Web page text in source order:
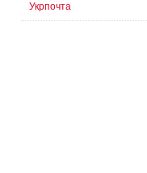
Укрпочта